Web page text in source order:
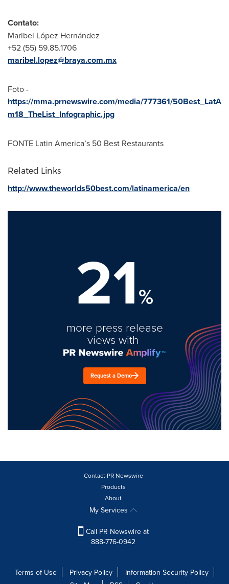
Contato:
Maribel López Hernández
+52 (55) 59.85.1706
maribel.lopez@braya.com.mx
Foto -
https://mma.prnewswire.com/media/777361/50Best_LatA
m18_TheList_Infographic.jpg
FONTE Latin America’s 50 Best Restaurants
Related Links
http://www.theworlds50best.com/latinamerica/en
21%
more press release
views with
Request a Demo
Contact PR Newswire
Products
About
My Services
Call PR Newswire at
888-776-0942
Terms of Use Privacy Policy
Information Security Policy